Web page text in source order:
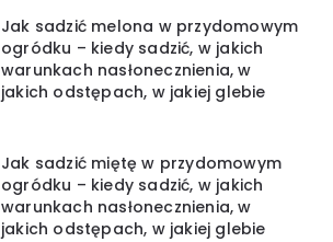
Jak sadzić melona w przydomowym
ogródku – kiedy sadzić, w jakich
warunkach nasłonecznienia, w
jakich odstępach, w jakiej glebie
Jak sadzić miętę w przydomowym
ogródku – kiedy sadzić, w jakich
warunkach nasłonecznienia, w
jakich odstępach, w jakiej glebie